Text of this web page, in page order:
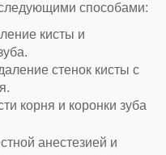
способами:
кисты и
стенок кисты с
корня и коронки зуба
анестезией и